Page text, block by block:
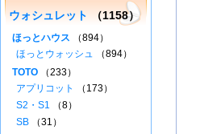
ウォシュレット （1158）
ほっとハウス （894）
ほっとウォッシュ （894）
TOTO （233）
アプリコット
（173）
S2・S1 （8）
SB （31）